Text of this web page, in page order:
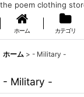
the poem clothing
ホーム カテゴリ
ホーム > - Military -
- Military -